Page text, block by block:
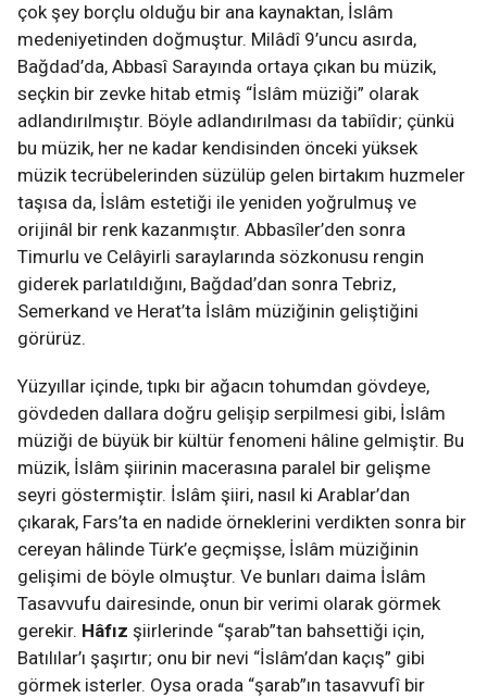
çok şey borçlu olduğu bir ana kaynaktan, İslâm
medeniyetinden doğmuştur. Milâdî 9’uncu asırda,
Bağdad’da, Abbasî Sarayında ortaya çıkan bu müzik,
seçkin bir zevke hitab etmiş “İslâm müziği” olarak
adlandırılmıştır. Böyle adlandırılması da tabiîdir; çünkü
bu müzik, her ne kadar kendisinden önceki yüksek
müzik tecrübelerinden süzülüp gelen birtakım huzmeler
taşısa da, İslâm estetiği ile yeniden yoğrulmuş ve
orijinâl bir renk kazanmıştır. Abbasîler’den sonra
Timurlu ve Celâyirli saraylarında sözkonusu rengin
giderek parlatıldığını, Bağdad’dan sonra Tebriz,
Semerkand ve Herat’ta İslâm müziğinin geliştiğini
görürüz.
Yüzyıllar içinde, tıpkı bir ağacın tohumdan gövdeye,
gövdeden dallara doğru gelişip serpilmesi gibi, İslâm
müziği de büyük bir kültür fenomeni hâline gelmiştir. Bu
müzik, İslâm şiirinin macerasına paralel bir gelişme
seyri göstermiştir. İslâm şiiri, nasıl ki Arablar’dan
çıkarak, Fars’ta en nadide örneklerini verdikten sonra bir
cereyan hâlinde Türk’e geçmişse, İslâm müziğinin
gelişimi de böyle olmuştur. Ve bunları daima İslâm
Tasavvufu dairesinde, onun bir verimi olarak görmek
gerekir. Hâfız şiirlerinde “şarab”tan bahsettiği için,
Batılılar’ı şaşırtır; onu bir nevi “İslâm’dan kaçış” gibi
görmek isterler. Oysa orada “şarab”ın tasavvufî bir